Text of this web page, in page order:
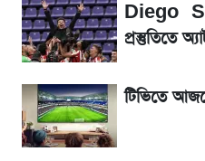
লিটনকে নিয়ে টিম
আগামীকালই স্পষ্ট
তারিখ
Diego
প্রস্তুতিতে
টিভিতে